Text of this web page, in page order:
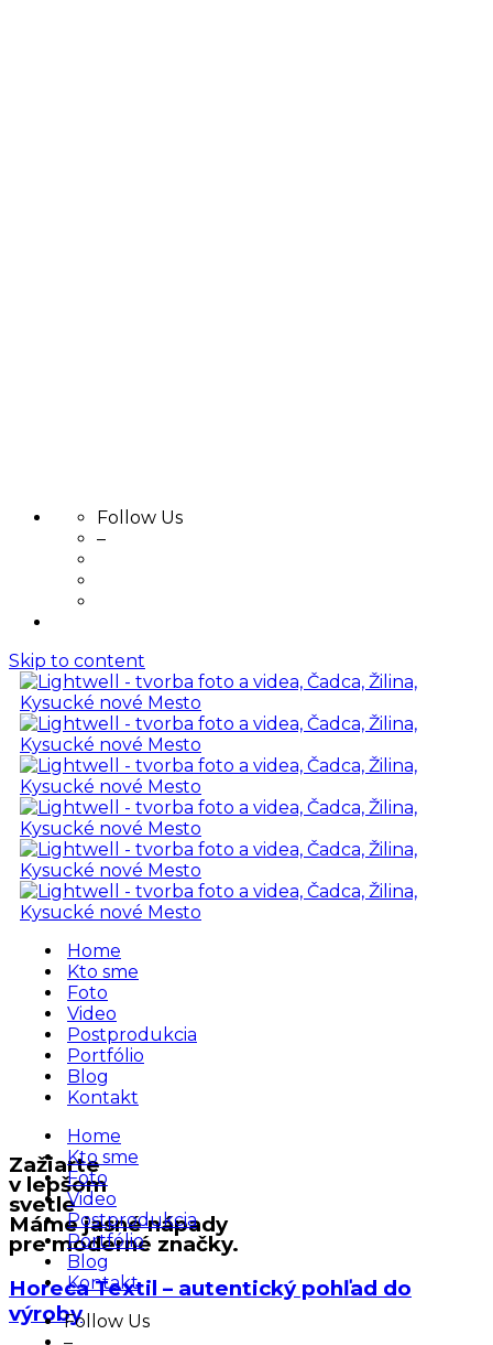
Follow Us
–
Skip to content
Home
Kto sme
Foto
Video
Postprodukcia
Portfólio
Blog
Kontakt
Home
Kto sme
Foto
Video
Postprodukcia
Portfólio
Blog
Kontakt
Follow Us
Zažiarte
v lepšom
svetle
Máme jasné nápady
pre moderné značky.
Horeca Textil – autentický pohľad do
výroby